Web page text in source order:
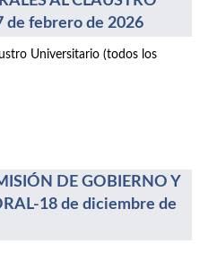
de febrero de 2026
Universitario (todos los
DE GOBIERNO Y
18 de diciembre de